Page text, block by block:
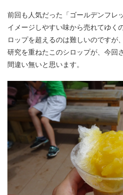
前回も人気だった「ゴールデンフレ
イメージしやすい味から売れてゆく
ロップを超えるのは難しいのですが、
研究を重ねたこのシロップが、今回
間違い無いと思います。